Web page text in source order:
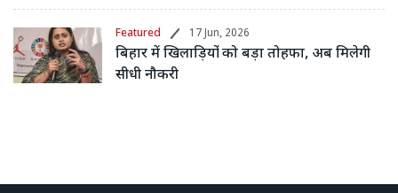
Featured 17 Jun, 2026
बिहार में खिलाड़ियों को बड़ा तोहफा, अब मिलेगी
सीधी नौकरी